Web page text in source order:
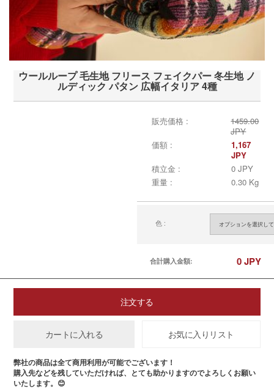
ウールループ 毛生地 フリース フェイクパー 冬生地 ノ
ルディック パタン 広幅イタリア 4種
販売価格 :
1459.00
JPY
価額 :
1,167
JPY
積立金 :
0 JPY
重量 :
0.30 Kg
色 :
合計購入金額: 0JPY
注文する
カートに入れる お気に入りリスト
弊社の商品は全て商用利用が可能でございます！
購入先などを残していただければ、とても助かりますのでよろしくお願い
いたします。😊